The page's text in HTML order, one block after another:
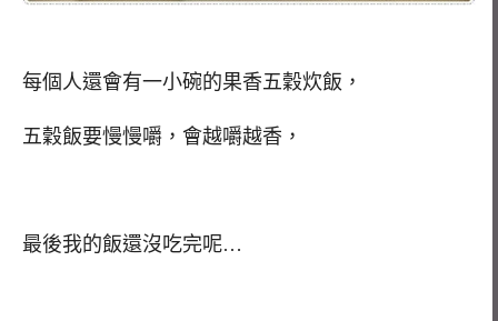
每個人還會有一小碗的果香五穀炊飯，
五穀飯要慢慢嚼，會越嚼越香，
最後我的飯還沒吃完呢…